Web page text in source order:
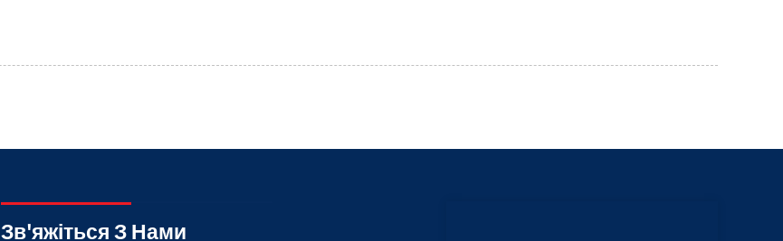
Зв'яжіться З Нами